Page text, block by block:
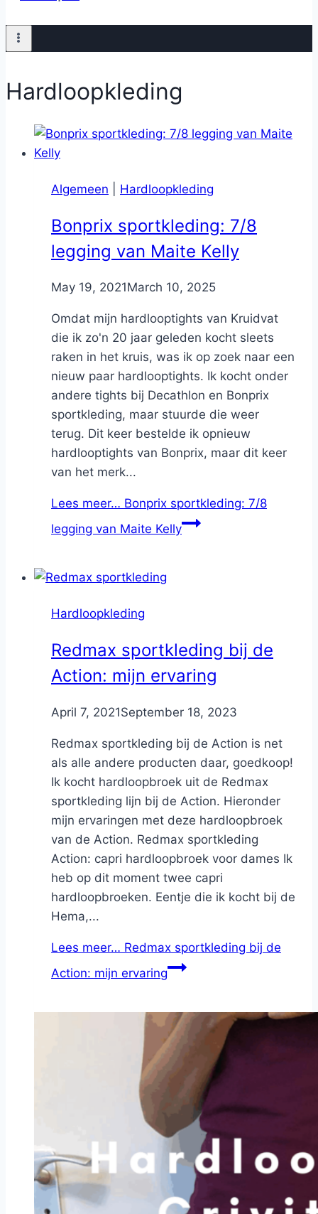
Hardloopkleding
Algemeen Hardloopkleding
Bonprix sportkleding: 7/8
legging van Maite Kelly
ByNicole
May 19, 2021March 10, 2025
Omdat mijn hardlooptights van Kruidvat
die ik zo'n 20 jaar geleden kocht sleets
raken in het kruis, was ik op zoek naar een
nieuw paar hardlooptights. Ik kocht onder
andere tights bij Decathlon en Bonprix
sportkleding, maar stuurde die weer
terug. Dit keer bestelde ik opnieuw
hardlooptights van Bonprix, maar dit keer
van het merk...
Lees meer… Bonprix sportkleding: 7/8
legging van Maite Kelly
Hardloopkleding
Redmax sportkleding bij de
Action: mijn ervaring
ByNicole
April 7, 2021September 18, 2023
Redmax sportkleding bij de Action is net
als alle andere producten daar, goedkoop!
Ik kocht hardloopbroek uit de Redmax
sportkleding lijn bij de Action. Hieronder
mijn ervaringen met deze hardloopbroek
van de Action. Redmax sportkleding
Action: capri hardloopbroek voor dames Ik
heb op dit moment twee capri
hardloopbroeken. Eentje die ik kocht bij de
Hema,...
Lees meer… Redmax sportkleding bij de
Action: mijn ervaring